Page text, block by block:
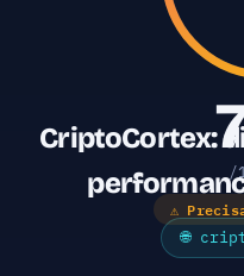
/
⚠
CriptoCortex:
🌐